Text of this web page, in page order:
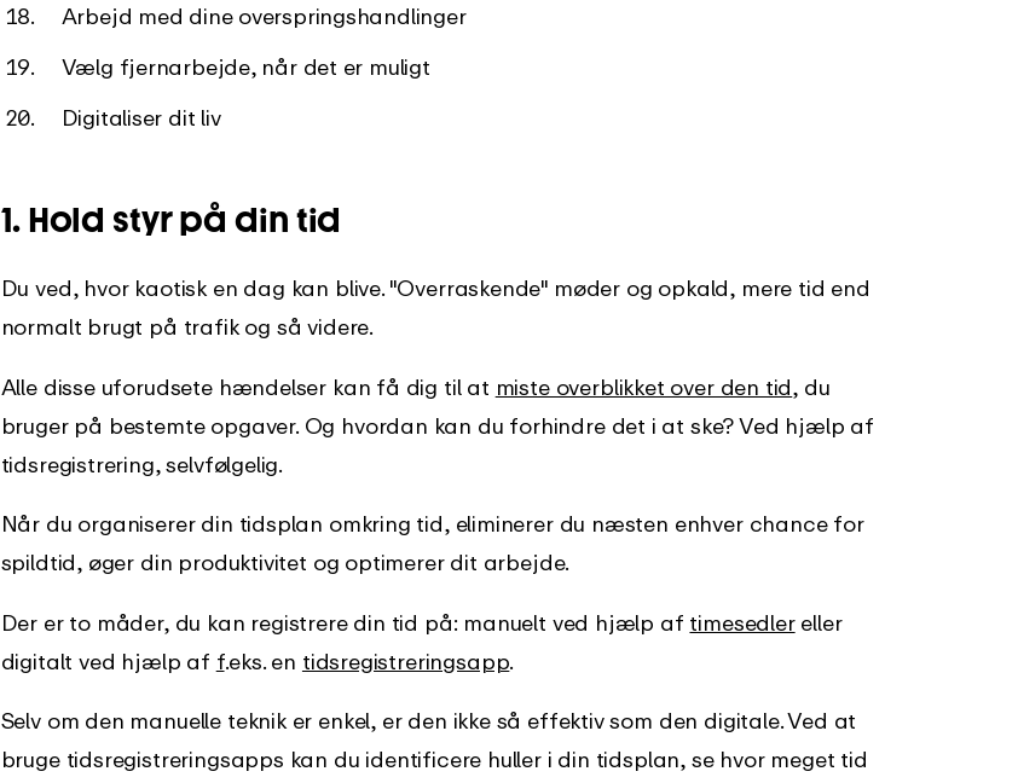
Arbejd med dine overspringshandlinger
Vælg fjernarbejde, når det er muligt
Digitaliser dit liv
1. Hold styr på din tid
Du ved, hvor kaotisk en dag kan blive. "Overraskende" møder og opkald, mere tid end
normalt brugt på trafik og så videre.
Alle disse uforudsete hændelser kan få dig til at miste overblikket over den tid, du
bruger på bestemte opgaver. Og hvordan kan du forhindre det i at ske? Ved hjælp af
tidsregistrering, selvfølgelig.
Når du organiserer din tidsplan omkring tid, eliminerer du næsten enhver chance for
spildtid, øger din produktivitet og optimerer dit arbejde.
Der er to måder, du kan registrere din tid på: manuelt ved hjælp af timesedlereller
digitalt ved hjælp af f.eks. en tidsregistreringsapp.
Selv om den manuelle teknik er enkel, er den ikke så effektiv som den digitale. Ved at
bruge tidsregistreringsapps kan du identificere huller i din tidsplan, se hvor meget tid